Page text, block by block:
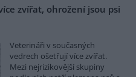
zvířat, ohrožení jsou psi
Veterináři v současných
vedrech ošetřují více zvířat.
Mezi nejrizikovější skupiny